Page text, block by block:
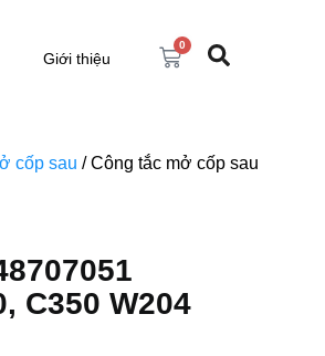
Giới thiệu
0
cốp sau / Công tắc mở cốp sau
C350 W204